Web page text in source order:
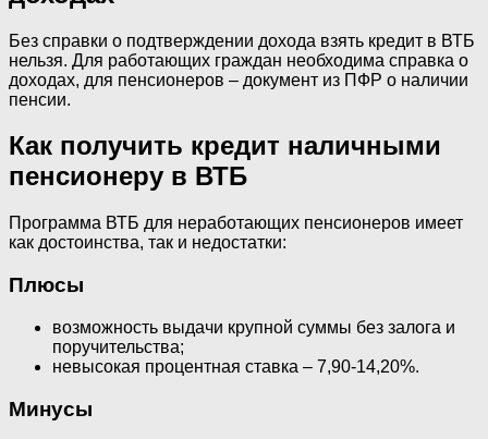
Без справки о подтверждении дохода взять кредит в ВТБ
нельзя. Для работающих граждан необходима справка о
доходах, для пенсионеров – документ из ПФР о наличии
пенсии.
Как получить кредит наличными
пенсионеру в ВТБ
Программа ВТБ для неработающих пенсионеров имеет
как достоинства, так и недостатки:
Плюсы
возможность выдачи крупной суммы без залога и
поручительства;
невысокая процентная ставка – 7,90-14,20%.
Минусы